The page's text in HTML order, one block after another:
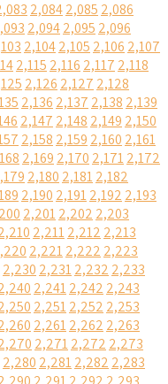
2,0842,085 2,086
2,0942,095 2,096
2,1042,105 2,106 2,107
2,115 2,116 2,117 2,118
2,126 2,127 2,128
2,136 2,137 2,138 2,139
2,147 2,148 2,149 2,150
2,158 2,159 2,160 2,161
2,169 2,170 2,1712,172
2,180 2,1812,182
2,190 2,1912,192 2,193
2,2012,202 2,203
2,2112,212 2,213
2,2212,222 2,223
2,230 2,2312,232 2,233
2,2412,242 2,243
2,2512,252 2,253
2,2612,262 2,263
2,2712,272 2,273
2,280 2,2812,282 2,283